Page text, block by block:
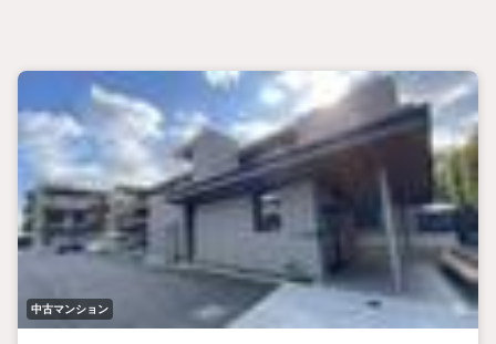
中古マンション